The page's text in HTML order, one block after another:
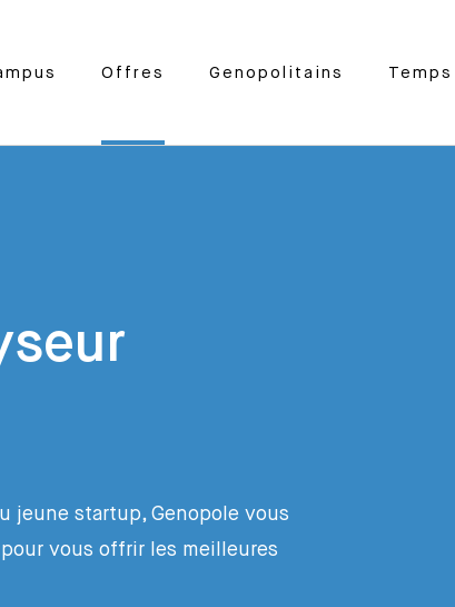
Offres Genopolitains
jeune startup, Genopole vous
vous offrir les meilleures